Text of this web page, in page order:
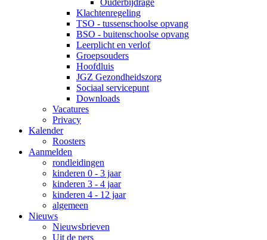
Ouderbijdrage
Klachtenregeling
TSO - tussenschoolse opvang
BSO - buitenschoolse opvang
Leerplicht en verlof
Groepsouders
Hoofdluis
JGZ Gezondheidszorg
Sociaal servicepunt
Downloads
Vacatures
Privacy
Kalender
Roosters
Aanmelden
rondleidingen
kinderen 0 - 3 jaar
kinderen 3 - 4 jaar
kinderen 4 - 12 jaar
algemeen
Nieuws
Nieuwsbrieven
Uit de pers